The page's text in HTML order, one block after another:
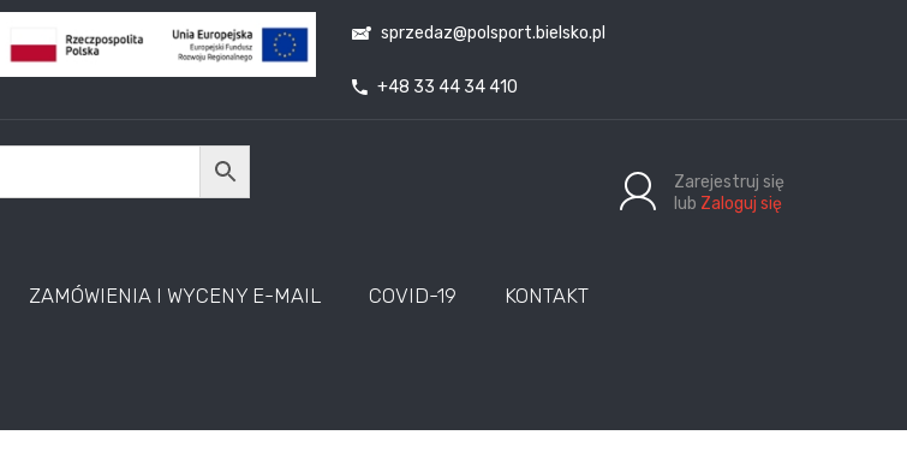
sprzedaz@polsport.bielsko.pl
+48 33 44 34 410
Zarejestruj się
lub Zaloguj się
ZAMÓWIENIA I WYCENY E-MAIL COVID-19 KONTAKT